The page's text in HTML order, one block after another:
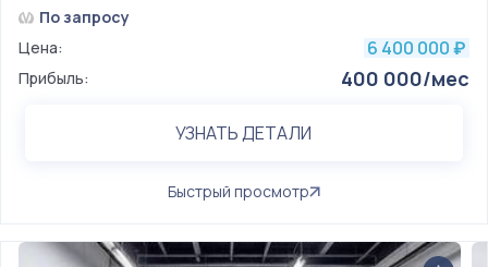
По запросу
Цена:
6 400 000 ₽
Прибыль: 400 000/мес
УЗНАТЬ ДЕТАЛИ
Быстрый просмотр